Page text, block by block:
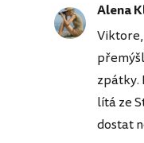
Alena
zpátky.
lítá ze
dostat